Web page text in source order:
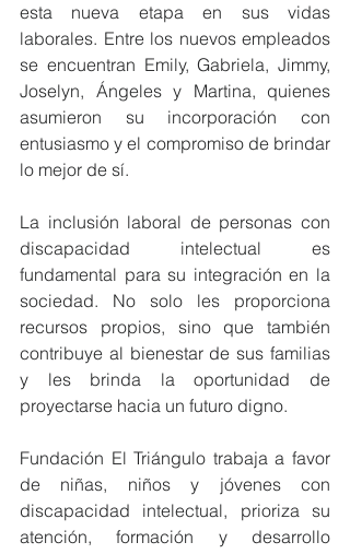
esta nueva etapa en sus vidas
laborales. Entre los nuevos empleados
se encuentran Emily, Gabriela, Jimmy,
Joselyn, Ángeles y Martina, quienes
asumieron su incorporación con
entusiasmo y el compromiso de brindar
lo mejor de sí.
La inclusión laboral de personas con
discapacidad intelectual es
fundamental para su integración en la
sociedad. No solo les proporciona
recursos propios, sino que también
contribuye al bienestar de sus familias
y les brinda la oportunidad de
proyectarse hacia un futuro digno.
Fundación El Triángulo trabaja a favor
de niñas, niños y jóvenes con
discapacidad intelectual, prioriza su
atención, formación y desarrollo